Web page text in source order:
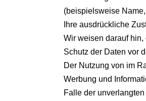
(beispielsweise
Ihre ausdrückliche
Wir weisen darauf
Schutz der Daten vor
Der Nutzung von im
Werbung und
Falle der